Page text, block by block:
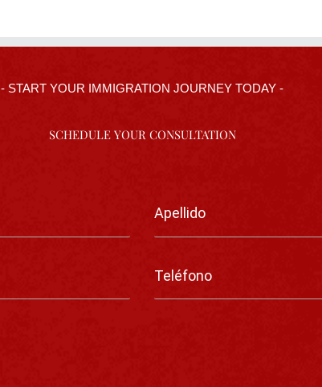
- START YOUR IMMIGRATION JOURNEY TODAY -
SCHEDULE YOUR CONSULTATION